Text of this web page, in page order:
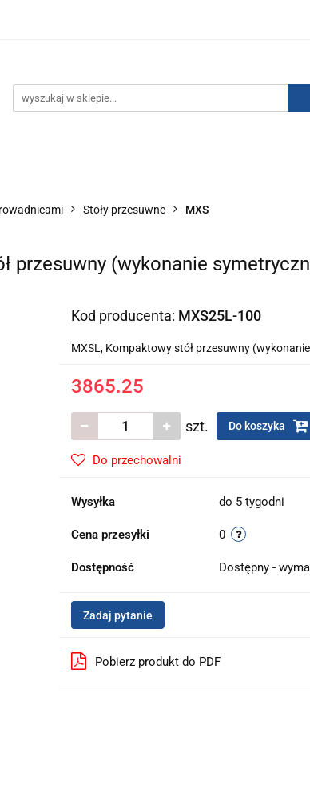
DYSTRYBUTOR SMC
SERIA J AUTORYZOWANY
Stoły przesuwne MXS
przesuwny (wykonanie
Kod producenta: MXS25L-100
MXSL, Kompaktowy stół przesuwny
3865.25
szt. Do koszyka
Do przechowalni
Wysyłka do 5 tygodni
Cena przesyłki 0
Dostępność Dostępny -
Zadaj pytanie
Pobierz produkt do PDF